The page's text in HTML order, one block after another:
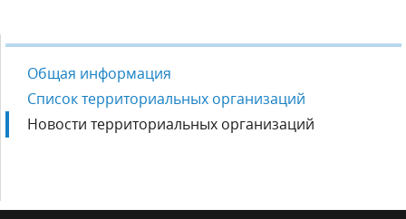
Общая информация
Список территориальных организаций
Новости территориальных организаций